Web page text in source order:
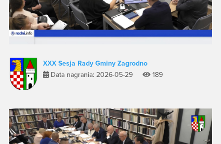
XXX Sesja Rady Gminy Zagrodno
Data nagrania: 2026-05-29
189